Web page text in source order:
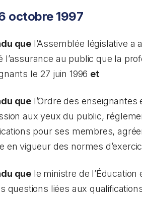
octobre 1997
que l’Assemblée législative a
l’assurance au public que la
le 27 juin 1996 et
que l’Ordre des
aux yeux du public,
pour ses membres,
en vigueur des normes
que le ministre de l’Éducation
questions liées aux